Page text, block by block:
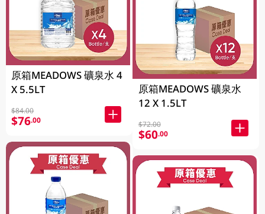
原箱MEADOWS 礦泉水 4
X 5.5LT
$84.00
$76.00
原箱MEADOWS 礦泉水
12 X 1.5LT
$72.00
$60.00